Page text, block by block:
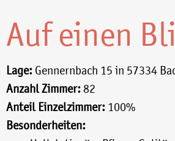
Auf einen
Lage: Gennernbach 15 in 57334
Anzahl Zimmer:82
Anteil Einzelzimmer: 100%
Besonderheiten: